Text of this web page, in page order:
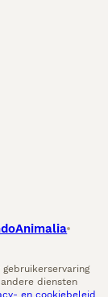
diensten
en cookiebeleid